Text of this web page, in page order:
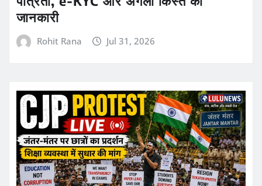
जानकारी
Rohit Rana Jul 31, 2026